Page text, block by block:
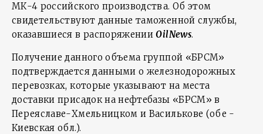
МК-4 российского производства. Об этом
свидетельствуют данные таможенной службы,
оказавшиеся в распоряженииOilNews.
Получение данного объема группой «БРСМ»
подтверждается данными о железнодорожных
перевозках, которые указывают на места
доставки присадок на нефтебазы «БРСМ» в
Переяславе-Хмельницком и Василькове (обе -
Киевская обл.).